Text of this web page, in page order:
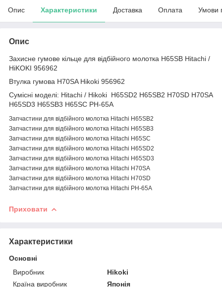
Опис Характеристики Доставка Оплата Умови
Опис
Захисне гумове кільце для відбійного молотка H65SB Hitachi /
HiKOKI 956962
Втулка гумова H70SA Hikoki 956962
Сумісні моделі: Hitachi / Hikoki H65SD2 H65SB2 H70SD H70SA
H65SD3 H65SB3 H65SC PH-65A
Запчастини для відбійного молотка Hitachi H65SB2
Запчастини для відбійного молотка Hitachi H65SB3
Запчастини для відбійного молотка Hitachi H65SC
Запчастини для відбійного молотка Hitachi H65SD2
Запчастини для відбійного молотка Hitachi H65SD3
Запчастини для відбійного молотка Hitachi H70SA
Запчастини для відбійного молотка Hitachi H70SD
Запчастини для відбійного молотка Hitachi PH-65A
Приховати
Характеристики
Основні
Виробник
Hikoki
Країна виробник
Японія